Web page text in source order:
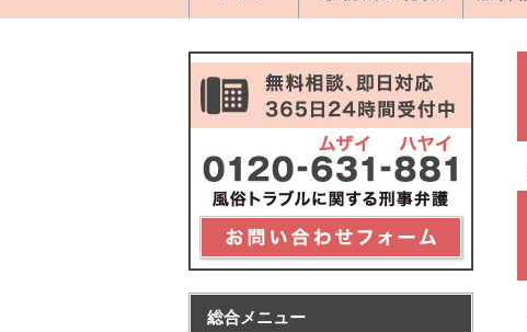
総合メニュー